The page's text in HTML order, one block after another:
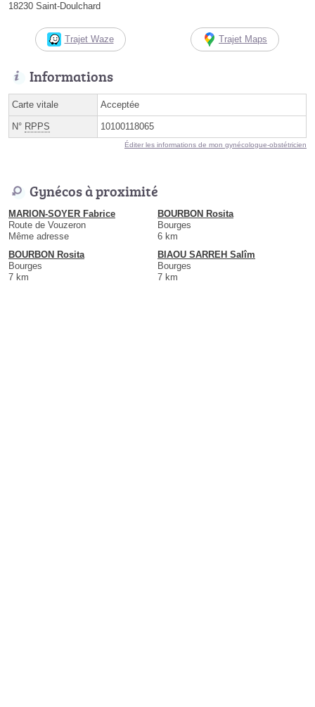
18230 Saint-Doulchard
Trajet Waze Trajet Maps
Informations
Carte vitale Acceptée
N° RPPS 10100118065
Éditer les informations de mon gynécologue-obstétricien
Gynécos à proximité
MARION-SOYER Fabrice
Route de Vouzeron
Même adresse
BOURBON Rosita
Bourges
6 km
BOURBON Rosita
Bourges
7 km
BIAOU SARREH Salîm
Bourges
7 km